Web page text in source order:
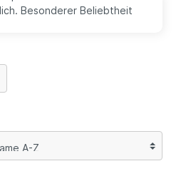
Gin
Besonderer Beliebtheit